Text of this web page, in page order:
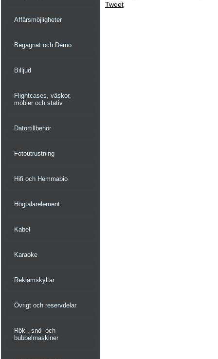
Affärsmöjligheter
Begagnat och Demo
Billjud
Flightcases, väskor,
möbler och stativ
Datortillbehör
Fotoutrustning
Hifi och Hemmabio
Högtalarelement
Kabel
Karaoke
Reklamskyltar
Övrigt och reservdelar
Rök-, snö- och
bubbelmaskiner
Tweet